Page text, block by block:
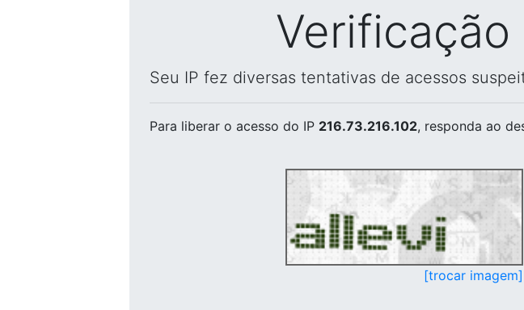
Seu IP fez diversas tentativas de acessos
Para liberar o acesso do IP 216.73.216.102, responda ao
[trocar imagem]